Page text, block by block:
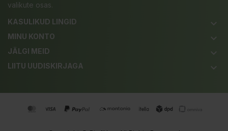
valikute osas.
KASULIKUD LINGID
keyboard_arrow_down
MINU KONTO keyboard_arrow_down
JÄLGI MEID keyboard_arrow_down
LIITU UUDISKIRJAGA keyboard_arrow_down